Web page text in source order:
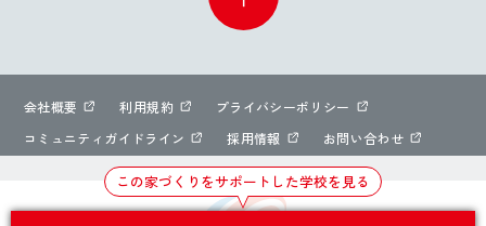
この家づくりをサポートした学校を見る
会社概要 利用規約
プライバシーポリシー
コミュニティガイドライン
採用情報 お問い合わせ